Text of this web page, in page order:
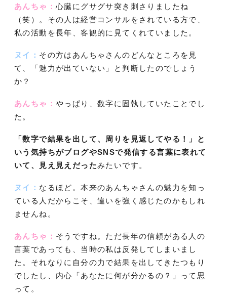
あんちゃ： 心臓にグサグサ突き刺さりましたね
（笑）。その人は経営コンサルをされている方で、
私の活動を長年、客観的に見てくれていました。
ヌイ： その方はあんちゃさんのどんなところを見
て、「魅力が出ていない」と判断したのでしょう
か？
あんちゃ： やっぱり、数字に固執していたことでし
た。
「数字で結果を出して、周りを見返してやる！」と
いう気持ちがブログやSNSで発信する言葉に表れて
いて、見え見えだったみたいです。
ヌイ： なるほど。本来のあんちゃさんの魅力を知っ
ている人だからこそ、違いを強く感じたのかもしれ
ませんね。
あんちゃ： そうですね。ただ長年の信頼がある人の
言葉であっても、当時の私は反発してしまいまし
た。それなりに自分の力で結果を出してきたつもり
でしたし、内心「あなたに何が分かるの？」って思
って。